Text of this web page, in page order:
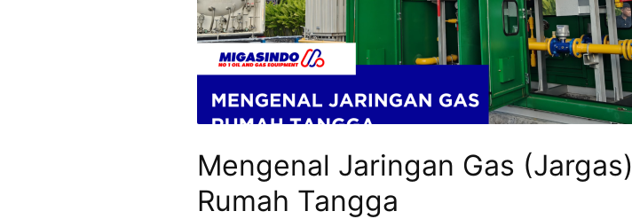
Mengenal Jaringan Gas (Jargas)
Rumah Tangga